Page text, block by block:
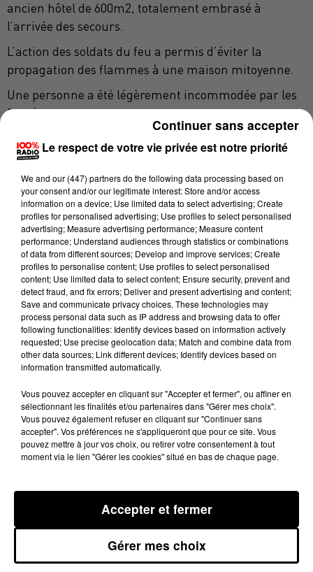
ancien hôtel de 600m2, totalement embrasé à
l’arrivée des secours.
L’action des soldats du feu a permis d’éviter la
propagation des flammes à une maison mitoyenne.
Une personne a été légèrement incommodée par les
fumées.
le renfort de moyens espagnols.
Le respect de votre vie privée est notre priorité
We and our (447) partnersdo the following data processing based on
your consent and/or our legitimate interest: Store and/or access
information on a device; Use limited data to select advertising; Create
profiles for personalised advertising; Use profiles to select personalised
advertising; Measure advertising performance; Measure content
performance; Understand audiences through statistics or combinations
of data from different sources; Develop and improve services; Create
profiles to personalise content; Use profiles to select personalised
content; Use limited data to select content; Ensure security, prevent and
detect fraud, and fix errors; Deliver and present advertising and content;
Save and communicate privacy choices. These technologies may
process personal data such as IP address and browsing data to offer
following functionalities: Identify devices based on information actively
requested; Use precise geolocation data; Match and combine data from
other data sources; Link different devices; Identify devices based on
information transmitted automatically.
Vous pouvez accepter en cliquant sur "Accepter et fermer", ou affiner en
sélectionnant les finalités et/ou partenaires dans "Gérer mes choix".
Vous pouvez également refuser en cliquant sur "Continuer sans
accepter". Vos préférences ne s'appliqueront que pour ce site. Vous
pouvez mettre à jour vos choix, ou retirer votre consentement à tout
moment via le lien "Gérer les cookies" situé en bas de chaque page.
Gérer mes choix
Accepter et fermer
Continuer sans accepter